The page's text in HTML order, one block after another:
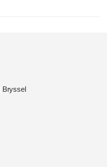
Bryssel